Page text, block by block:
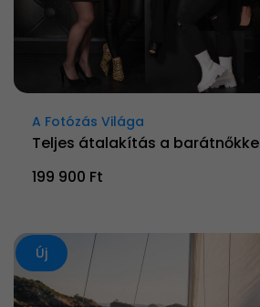
A Fotózás Világa
Teljes átalakítás a
199 900 Ft
Új